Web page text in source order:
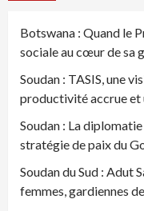
Botswana : Quand le
sociale au cœur de sa
Soudan : TASIS, une
productivité accrue et
Soudan : La
stratégie de paix du
Soudan du Sud : Adut
femmes, gardiennes